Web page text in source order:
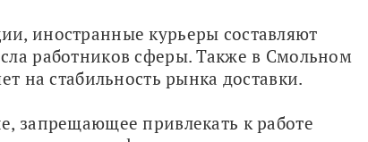
иностранные курьеры составляют
работников сферы. Также в Смольном
на стабильность рынка доставки.
запрещающее привлекать к работе